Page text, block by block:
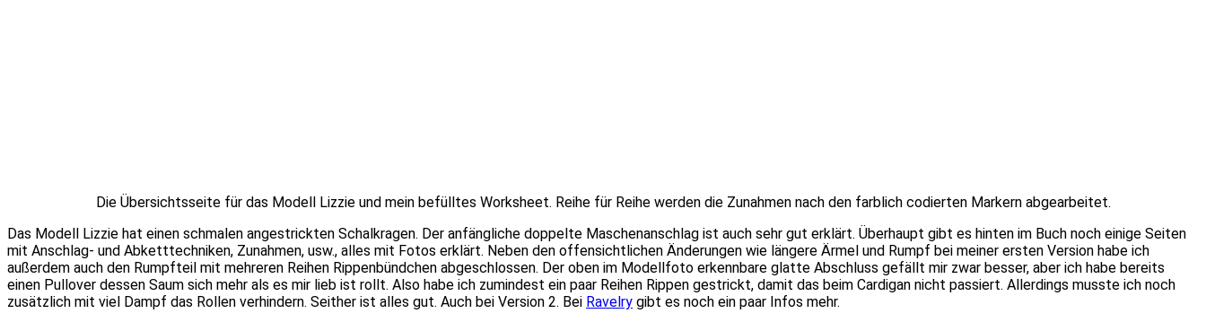
Die Übersichtsseite für das Modell Lizzie und mein befülltes Worksheet. Reihe für Reihe werden die Zunahmen nach den farblich codierten Markern abgearbeitet.
Das Modell Lizzie hat einen schmalen angestrickten Schalkragen. Der anfängliche doppelte Maschenanschlag ist auch sehr gut erklärt. Überhaupt gibt es hinten im Buch noch einige Seiten
mit Anschlag- und Abketttechniken, Zunahmen, usw., alles mit Fotos erklärt. Neben den offensichtlichen Änderungen wie längere Ärmel und Rumpf bei meiner ersten Version habe ich
außerdem auch den Rumpfteil mit mehreren Reihen Rippenbündchen abgeschlossen. Der oben im Modellfoto erkennbare glatte Abschluss gefällt mir zwar besser, aber ich habe bereits
einen Pullover dessen Saum sich mehr als es mir lieb ist rollt. Also habe ich zumindest ein paar Reihen Rippen gestrickt, damit das beim Cardigan nicht passiert. Allerdings musste ich noch
zusätzlich mit viel Dampf das Rollen verhindern. Seither ist alles gut. Auch bei Version 2. Bei Ravelry gibt es noch ein paar Infos mehr.